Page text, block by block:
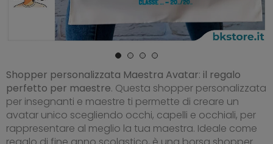
Shopper personalizzata Maestra Avatar: il regalo
perfetto per maestre. Questa shopper personalizzata
per insegnanti e maestre ti permette di creare un
avatar unico scegliendo occhi, capelli e occhiali, per
rappresentare al meglio la tua maestra. Ideale come